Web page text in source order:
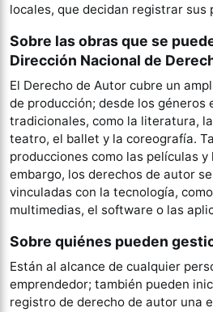
locales, que decidan registrar sus
Sobre las obras que se
Dirección Nacional de
El Derecho de Autor cubre un
de producción; desde los géneros
tradicionales, como la literatura,
teatro, el ballet y la coreografía.
producciones como las películas
embargo, los derechos de autor
vinculadas con la tecnología,
multimedias, el software o las
Sobre quiénes pueden
Están al alcance de cualquier
emprendedor; también pueden
registro de derecho de autor una